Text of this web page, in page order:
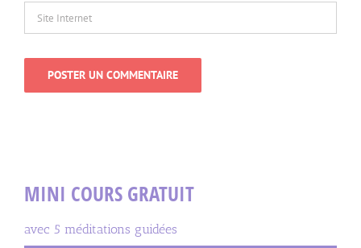
MINI COURS GRATUIT